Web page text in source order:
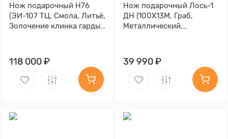
Нож подарочный Н76
(ЭИ-107 ТЦ, Смола, Литьё,
Золочение клинка гарды
118 000 ₽
Нож подарочный Лось-1
ДН (100Х13М, Граб,
Металлический,
39 990 ₽